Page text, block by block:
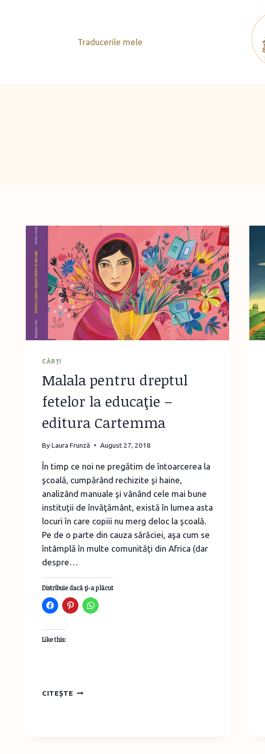
Traducerile mele
CĂRŢI
Malala pentru dreptul
fetelor la educaţie –
editura Cartemma
ByLaura Frunză August 27, 2018
În timp ce noi ne pregătim de întoarcerea la
şcoală, cumpărând rechizite şi haine,
analizând manuale şi vânând cele mai bune
instituţii de învăţământ, există în lumea asta
locuri în care copiii nu merg deloc la şcoală.
Pe de o parte din cauza sărăciei, aşa cum se
întâmplă în multe comunităţi din Africa (dar
despre…
Distribuie dacă ţi-a plăcut
Like this:
CITEȘTEMALALA